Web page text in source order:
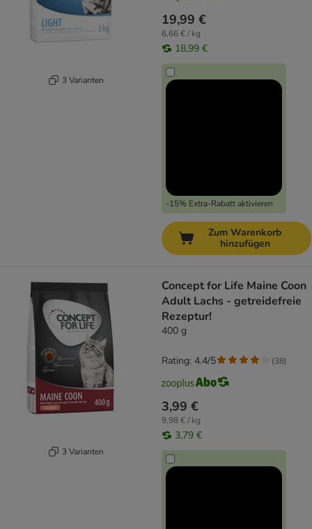
3 Varianten
19,99 €
6,66 € / kg
18,99 €
-15% Extra-Rabatt aktivieren
Zum Warenkorb
hinzufügen
3 Varianten
Concept for Life Maine Coon
Adult Lachs - getreidefreie
Rezeptur!
400 g
3,99 €
9,98 € / kg
3,79 €
Rating: 4.4/5 (38)